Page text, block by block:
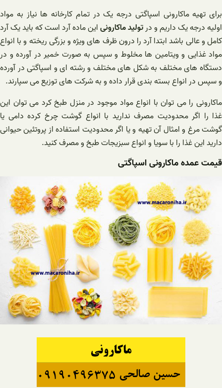
برای تهیه ماکارونی اسپاگتی درجه یک در تمام کارخانه ها نیاز به مواد
اولیه درجه یک داریم و درتولید ماکارونیاین ماده آرد است که باید یک آرد
کامل و عالی باشد ابتدا آرد را درون ظرف های ویژه و بزرگی ریخته و با انواع
مواد غذایی و ویتامین ها مخلوط و سپس به صورت خمیر در آورده و در
دستگاه های مختلف به شکل های مختلف و رشته ای و اسپاگتی در آورده
و سپس در انواع بسته بندی قرار داده و به شرکت های توزیع می سپارند.
ماکارونی را می توان با انواع مواد موجود در منزل طبخ کرد می توان این
غذا را اگر محدودیت مصرف ندارید با انواع گوشت چرخ کرده دامی یا
گوشت مرغ و امثال آن تهیه و یا اگر محدودیت استفاده از پروتئین حیوانی
دارید این غذا را با سویا و انواع سبزیجات طبخ و مصرف کنید.
قیمت عمده ماکارونی اسپاگتی